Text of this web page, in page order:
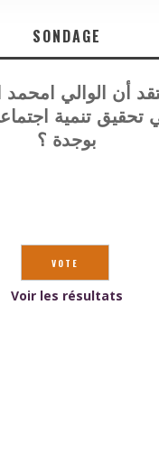
SONDAGE
أن الوالي امحمد
تنمية
بوجدة ؟
Voir les résultats